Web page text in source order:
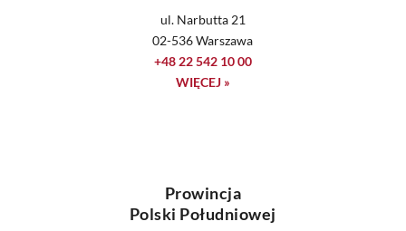
ul. Narbutta 21
02-536 Warszawa
+48 22 542 10 00
WIĘCEJ »
Prowincja
Polski Południowej